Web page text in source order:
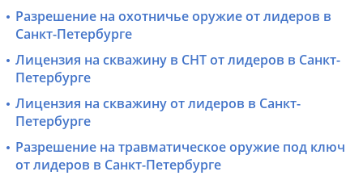
Разрешение на охотничье оружие от лидеров в
Санкт-Петербурге
Лицензия на скважину в СНТ от лидеров в Санкт-
Петербурге
Лицензия на скважину от лидеров в Санкт-
Петербурге
Разрешение на травматическое оружие под ключ
от лидеров в Санкт-Петербурге